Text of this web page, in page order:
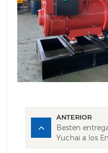
ANTERIOR
Besten
Yuchai a los